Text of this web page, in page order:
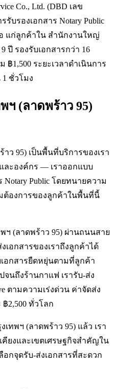
Co., Ltd. (DBD เลข
รับรองเอกสาร Notary Public
แก่ลูกค้าใน สำนักงานใหญ่
ปี รองรับเอกสารกว่า 16
฿1,500 ระยะเวลาดำเนินการ
1 ชั่วโมง
ฯ (ลาดพร้าว 95)
ว 95) เป็นพื้นที่บริการของเรา
ะองค์กร — เราออกแบบ
Notary Public โดยทนายความ
ต้องการของลูกค้าในพื้นที่นี้
ฯ (ลาดพร้าว 95) ผ่านถนนสาย
เอกสารของเราถึงลูกค้าได้
อกสารยืดหยุ่นตามที่ลูกค้า
นถึงร้านกาแฟ เรารับ-ส่ง
ตามความเร่งด่วน ค่าจัดส่ง
2,500 ทั่วโลก
ทพฯ (ลาดพร้าว 95) แล้ว เรา
ยงและเขตเศรษฐกิจสำคัญใน
กจุดรับ-ส่งเอกสารที่สะดวก